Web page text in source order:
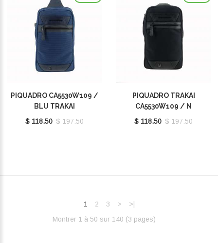
PIQUADRO CA5530W109 /
BLU TRAKAI
$ 118.50 $ 197.50
PIQUADRO TRAKAI
CA5530W109 / N
$ 118.50 $ 197.50
1 2 3 >
>|
Montrer 1 à 50 sur 140 (3 pages)‎